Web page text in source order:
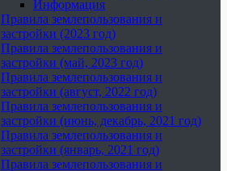
Информация
Правила землепользования и
застройки (2023 год)
Правила землепользования и
застройки (май, 2023 год)
Правила землепользования и
застройки (август, 2022 год)
Правила землепользования и
застройки (июнь, декабрь, 2021 год)
Правила землепользования и
застройки (январь, 2021 год)
Правила землепользования и